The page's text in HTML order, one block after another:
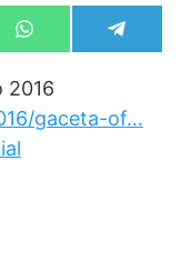
Compartir
en
W
h
t
s
A
en
e
g
r
2016
gaceta-of…